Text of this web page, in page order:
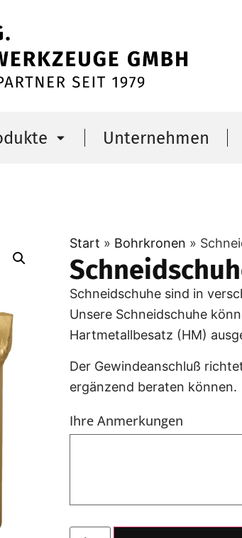
Unternehmen
Start » Bohrkronen »
Schneidschuhe sind in
Unsere Schneidschuhe
Hartmetallbesatz (HM)
Der Gewindeanschluß
ergänzend beraten können.
Ihre Anmerkungen